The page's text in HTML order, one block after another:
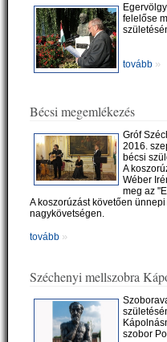
felelőse
tovább »
Bécsi megemlékezés
Gróf
2016.
bécsi
A
Wéber
meg az
A koszorúzást követően
nagykövetségen.
tovább »
Széchenyi mellszobra
szobor